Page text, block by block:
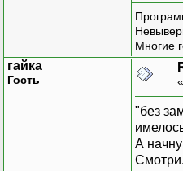
Многие
гайка
Гость «
"без
А